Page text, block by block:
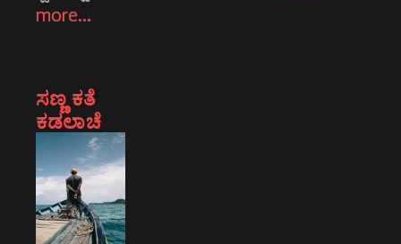
more…
ಸಣ್ಣ ಕತೆ
ಕಡಲಾಚೆ